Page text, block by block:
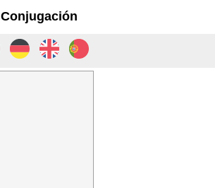
Conjugación